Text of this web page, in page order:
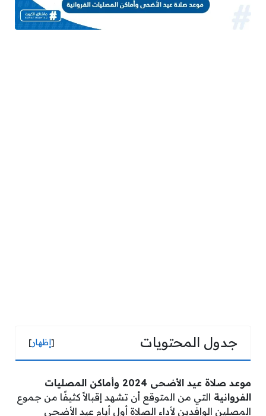
جدول المحتويات [إظهار]
موعد صلاة عيد الأضحى 2024 وأماكن المصليات
الفروانية التي من المتوقع أن تشهد إقبالاً كثيفًا من جموع
المصلين الوافدين لأداء الصلاة أول أيام عيد الأضحى